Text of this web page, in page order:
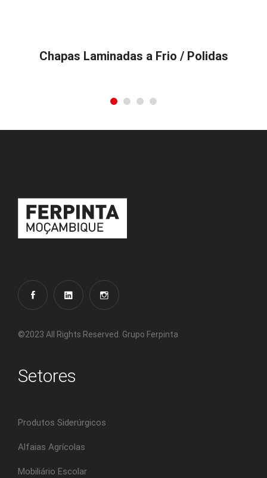
Chapas Laminadas a Frio / Polidas
©2023 All Rights Reserved. Grupo Ferpinta
Setores
Produtos Siderúrgicos
Alfaias Agrícolas
Mobiliário Escolar